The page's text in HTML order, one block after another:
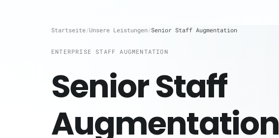
Startseite/Unsere Leistungen/Senior Staff Augmentation
ENTERPRISE STAFF AUGMENTATION
Senior Staff
Augmentation